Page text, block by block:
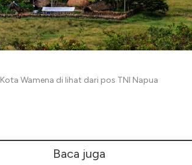
Kota Wamena di lihat dari pos TNI Napua
Baca juga